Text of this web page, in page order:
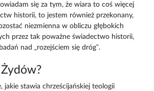
się za tym, że wiara to coś więcej
historii, to jestem również przekonany,
niezmienna w obliczu głębokich
przez tak poważne świadectwo historii,
nad „rozejściem się dróg”.
jakie stawia chrześcijańskiej teologii